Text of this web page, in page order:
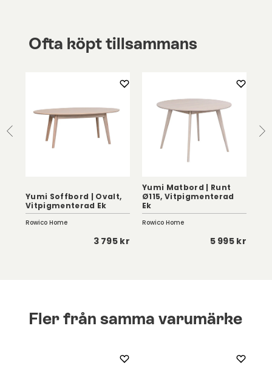
Ofta köpt tillsammans
Yumi Soffbord | Ovalt,
Vitpigmenterad Ek
Rowico Home
3 795 kr
Yumi Matbord | Runt
Ø115, Vitpigmenterad
Ek
Rowico Home
5 995 kr
Fler från samma varumärke